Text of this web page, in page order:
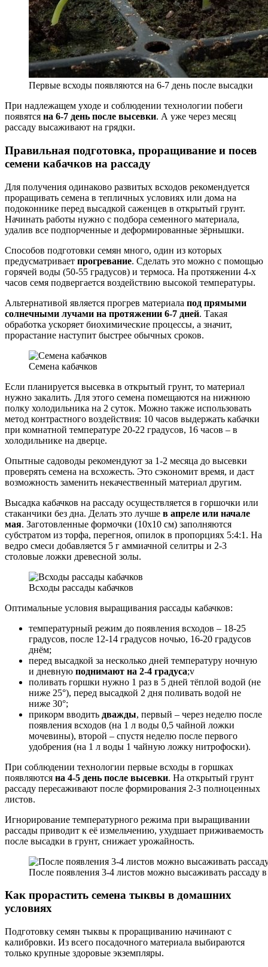
Первые всходы появляются на 6-7 день после высадки
При надлежащем уходе и соблюдении технологии побеги
появятся на 6-7 день после высевки. А уже через месяц
рассаду высаживают на грядки.
Правильная подготовка, проращивание и посев
семени кабачков на рассаду
Для получения одинаково развитых всходов рекомендуется
проращивать семена в тепличных условиях или дома на
подоконнике перед высадкой саженцев в открытый грунт.
Начинать работы нужно с подбора семенного материала,
удалив все подпорченные и деформированные зёрнышки.
Способов подготовки семян много, один из которых
предусматривает прогревание. Сделать это можно с помощью
горячей воды (50-55 градусов) и термоса. На протяжении 4-х
часов семя подвергается воздействию высокой температуры.
Альтернативой является прогрев материала под прямыми
солнечными лучами на протяжении 6-7 дней. Такая
обработка ускоряет биохимические процессы, а значит,
прорастание наступит быстрее обычных сроков.
Семена кабачков
Если планируется высевка в открытый грунт, то материал
нужно закалить. Для этого семена помещаются на нижнюю
полку холодильника на 2 суток. Можно также использовать
метод контрастного воздействия: 10 часов выдержать кабачки
при комнатной температуре 20-22 градусов, 16 часов – в
холодильнике на дверце.
Опытные садоводы рекомендуют за 1-2 месяца до высевки
проверять семена на всхожесть. Это сэкономит время, и даст
возможность заменить некачественный материал другим.
Высадка кабачков на рассаду осуществляется в горшочки или
стаканчики без дна. Делать это лучше в апреле или начале
мая. Заготовленные формочки (10х10 см) заполняются
субстратом из торфа, перегноя, опилок в пропорциях 5:4:1. На
ведро смеси добавляется 5 г аммиачной селитры и 2-3
столовые ложки древесной золы.
Всходы рассады кабачков
Оптимальные условия выращивания рассады кабачков:
температурный режим до появления всходов – 18-25
градусов, после 12-14 градусов ночью, 16-20 градусов
днём;
перед высадкой за несколько дней температуру ночную
и дневную поднимают на 2-4 градуса;v
поливать горшки нужно 1 раз в 5 дней тёплой водой (не
ниже 25°), перед высадкой 2 дня поливать водой не
ниже 30°;
прикорм вводить дважды, первый – через неделю после
появления всходов (на 1 л воды 0,5 чайной ложки
мочевины), второй – спустя неделю после первого
удобрения (на 1 л воды 1 чайную ложку нитрофоски).
При соблюдении технологии первые всходы в горшках
появляются на 4-5 день после высевки. На открытый грунт
рассаду пересаживают после формирования 2-3 полноценных
листов.
Игнорирование температурного режима при выращивании
рассады приводит к её измельчению, ухудшает приживаемость
после высадки в грунт, снижает урожайность.
После появления 3-4 листов можно высаживать рассаду
Как прорастить семена тыквы в домашних
условиях
Подготовку семян тыквы к проращиванию начинают с
калибровки. Из всего посадочного материала выбираются
только крупные здоровые экземпляры.